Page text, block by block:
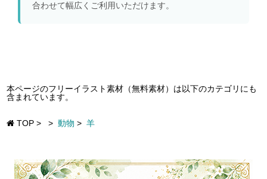
合わせて幅広くご利用いただけます。
本ページのフリーイラスト素材（無料素材）は以下のカテゴリにも
含まれています。
TOP > > 動物 > 羊